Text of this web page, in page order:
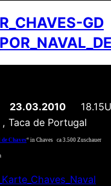
23.03.2010
Taca de Portugal
Chaves“ in Chaves ca 3.500 Zuschauer